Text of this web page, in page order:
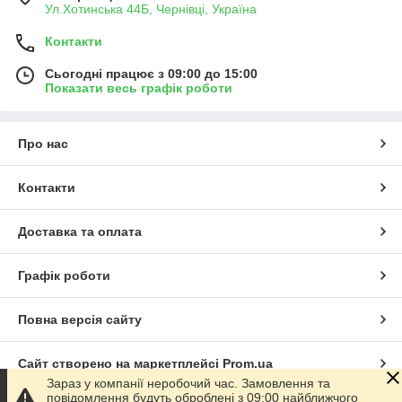
Ул.Хотинська 44Б, Чернівці, Україна
Контакти
Сьогодні працює з 09:00 до 15:00
Показати весь графік роботи
Про нас
Контакти
Доставка та оплата
Графік роботи
Повна версія сайту
Сайт створено на маркетплейсі Prom.ua
Зараз у компанії неробочий час. Замовлення та
повідомлення будуть оброблені з 09:00 найближчого